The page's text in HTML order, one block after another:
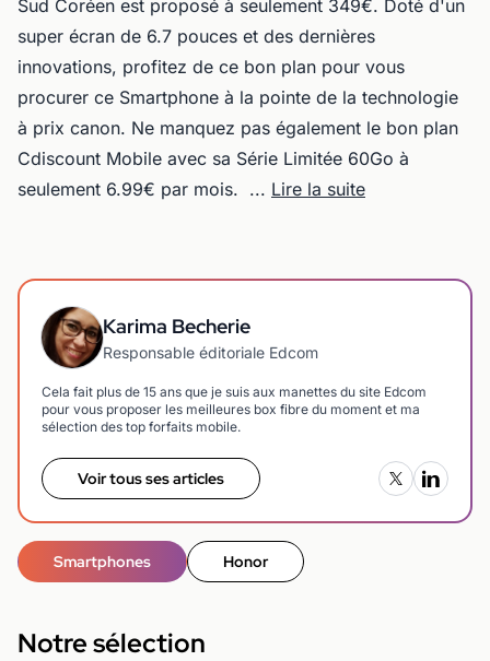
Sud Coréen est proposé à seulement 349€. Doté d'un
super écran de 6.7 pouces et des dernières
innovations, profitez de ce bon plan pour vous
procurer ce Smartphone à la pointe de la technologie
à prix canon. Ne manquez pas également le bon plan
Cdiscount Mobile avec sa Série Limitée 60Go à
seulement 6.99€ par mois. ... Lire la suite
Karima Becherie
Responsable éditoriale Edcom
Cela fait plus de 15 ans que je suis aux manettes du site Edcom
pour vous proposer les meilleures box fibre du moment et ma
sélection des top forfaits mobile.
Voir tous ses articles
Smartphones Honor
Notre sélection